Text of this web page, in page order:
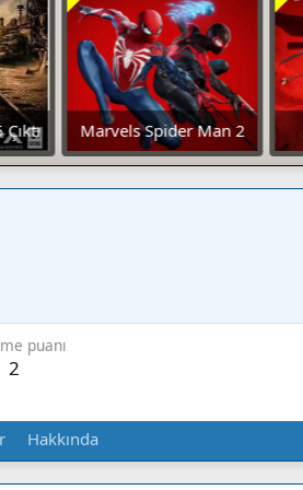
Marvels Spider Man 2
Deluxe Edition İndir
puanı
2
Hakkında